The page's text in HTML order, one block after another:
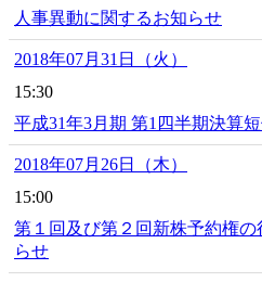
人事異動に関するお知らせ
2018年07月31日（火）
15:30
平成31年3月期 第1四半期決算
2018年07月26日（木）
15:00
第１回及び第２回新株予約権
らせ